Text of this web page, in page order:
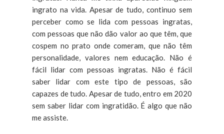
ingrato na vida. Apesar de tudo, continuo sem
perceber como se lida com pessoas ingratas,
com pessoas que não dão valor ao que têm, que
cospem no prato onde comeram, que não têm
personalidade, valores nem educação. Não é
fácil lidar com pessoas ingratas. Não é fácil
saber lidar com este tipo de pessoas, são
capazes de tudo. Apesar de tudo, entro em 2020
sem saber lidar com ingratidão. É algo que não
me assiste.